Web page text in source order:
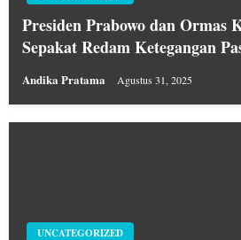
Presiden Prabowo dan Ormas
Sepakat Redam Ketegangan
Andika Pratama Agustus 31, 2025
UNCATEGORIZED